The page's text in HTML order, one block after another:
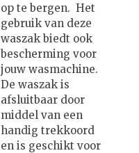
op te bergen. Het
gebruik van deze
waszak biedt ook
bescherming voor
jouw wasmachine.
De waszak is
afsluitbaar door
middel van een
handig trekkoord
en is geschikt voor